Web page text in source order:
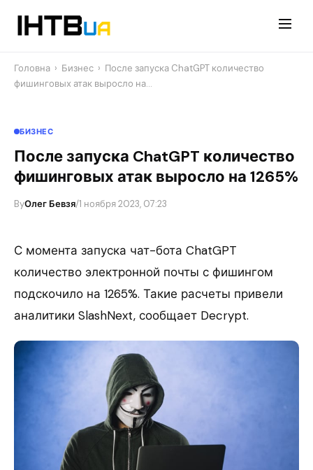
Головна › Бизнес › После запуска ChatGPT количество
фишинговых атак выросло на…
БИЗНЕС
После запуска ChatGPT количество
фишинговых атак выросло на 1265%
ByОлег Бевзя/1 ноября 2023, 07:23
С момента запуска чат-бота ChatGPT
количество электронной почты с фишингом
подскочило на 1265%. Такие расчеты привели
аналитики SlashNext, сообщает Decrypt.